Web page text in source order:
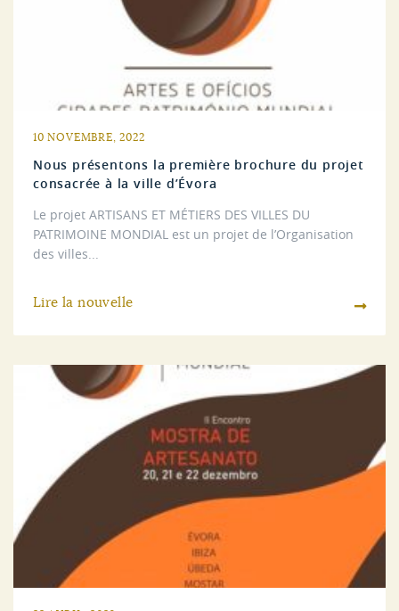
10 NOVEMBRE, 2022
Nous présentons la première brochure du projet
consacrée à la ville d’Évora
Le projet ARTISANS ET MÉTIERS DES VILLES DU
PATRIMOINE MONDIAL est un projet de l’Organisation
des villes...
Lire la nouvelle